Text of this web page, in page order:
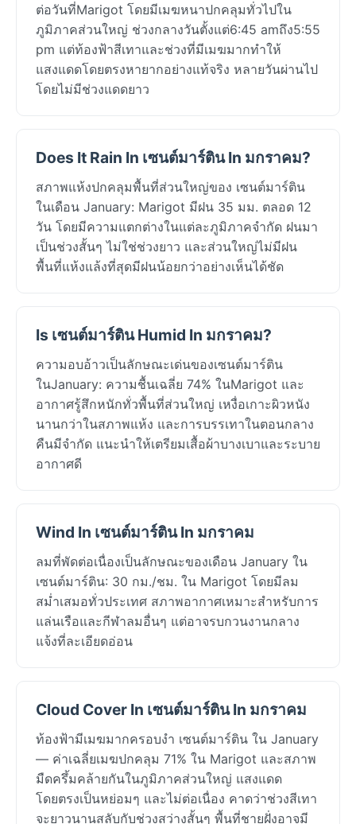
ต่อวันที่Marigot โดยมีเมฆหนาปกคลุมทั่วไปใน
ภูมิภาคส่วนใหญ่ ช่วงกลางวันตั้งแต่6:45 amถึง5:55
pm แต่ท้องฟ้าสีเทาและช่วงที่มีเมฆมากทำให้
แสงแดดโดยตรงหายากอย่างแท้จริง หลายวันผ่านไป
โดยไม่มีช่วงแดดยาว
Does It Rain In เซนต์มาร์ติน In มกราคม?
สภาพแห้งปกคลุมพื้นที่ส่วนใหญ่ของ เซนต์มาร์ติน
ในเดือน January: Marigot มีฝน 35 มม. ตลอด 12
วัน โดยมีความแตกต่างในแต่ละภูมิภาคจำกัด ฝนมา
เป็นช่วงสั้นๆ ไม่ใช่ช่วงยาว และส่วนใหญ่ไม่มีฝน
พื้นที่แห้งแล้งที่สุดมีฝนน้อยกว่าอย่างเห็นได้ชัด
Is เซนต์มาร์ติน Humid In มกราคม?
ความอบอ้าวเป็นลักษณะเด่นของเซนต์มาร์ติน
ในJanuary: ความชื้นเฉลี่ย 74% ในMarigot และ
อากาศรู้สึกหนักทั่วพื้นที่ส่วนใหญ่ เหงื่อเกาะผิวหนัง
นานกว่าในสภาพแห้ง และการบรรเทาในตอนกลาง
คืนมีจำกัด แนะนำให้เตรียมเสื้อผ้าบางเบาและระบาย
อากาศดี
Wind In เซนต์มาร์ติน In มกราคม
ลมที่พัดต่อเนื่องเป็นลักษณะของเดือน January ใน
เซนต์มาร์ติน: 30 กม./ชม. ใน Marigot โดยมีลม
สม่ำเสมอทั่วประเทศ สภาพอากาศเหมาะสำหรับการ
แล่นเรือและกีฬาลมอื่นๆ แต่อาจรบกวนงานกลาง
แจ้งที่ละเอียดอ่อน
Cloud Cover In เซนต์มาร์ติน In มกราคม
ท้องฟ้ามีเมฆมากครอบงำ เซนต์มาร์ติน ใน January
— ค่าเฉลี่ยเมฆปกคลุม 71% ใน Marigot และสภาพ
มืดครึ้มคล้ายกันในภูมิภาคส่วนใหญ่ แสงแดด
โดยตรงเป็นหย่อมๆ และไม่ต่อเนื่อง คาดว่าช่วงสีเทา
จะยาวนานสลับกับช่วงสว่างสั้นๆ พื้นที่ชายฝั่งอาจมี